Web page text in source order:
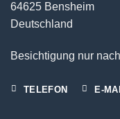
64625 Bensheim
Deutschland
Besichtigung nur nach
TELEFON E-